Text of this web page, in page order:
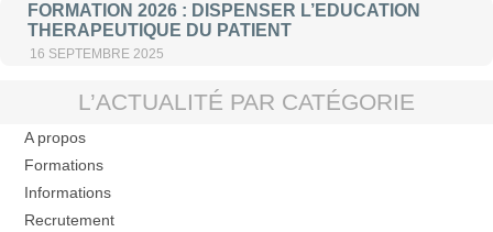
FORMATION 2026 : DISPENSER L’EDUCATION
THERAPEUTIQUE DU PATIENT
16 SEPTEMBRE 2025
L’ACTUALITÉ PAR CATÉGORIE
A propos
Formations
Informations
Recrutement